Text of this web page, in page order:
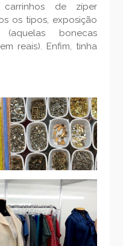
carrinhos de zíper
os tipos, exposição
bonecas
reais). Enfim, tinha